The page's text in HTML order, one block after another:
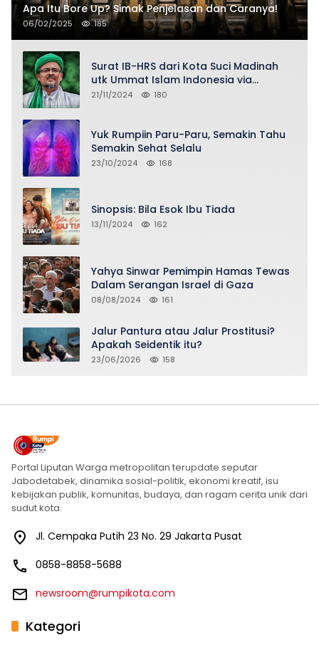
Apa Itu Bore Up? Simak Penjelasan dan Caranya!
06/02/2025 185
Surat IB-HRS dari Kota Suci Madinah
utk Ummat Islam Indonesia via
Penasihat DPP FPI Asy-Syeikh KH Buya
21/11/2024 180
Yuk Rumpiin Paru-Paru, Semakin Tahu
Semakin Sehat Selalu
23/10/2024 168
Sinopsis: Bila Esok Ibu Tiada
13/11/2024 162
Yahya Sinwar Pemimpin Hamas Tewas
Dalam Serangan Israel di Gaza
08/08/2024 161
Jalur Pantura atau Jalur Prostitusi?
Apakah Seidentik itu?
23/06/2026 158
Portal Liputan Warga metropolitan terupdate seputar
Jabodetabek, dinamika sosial-politik, ekonomi kreatif, isu
kebijakan publik, komunitas, budaya, dan ragam cerita unik dari
sudut kota.
Jl. Cempaka Putih 23 No. 29 Jakarta Pusat
0858-8858-5688
newsroom@rumpikota.com
Kategori